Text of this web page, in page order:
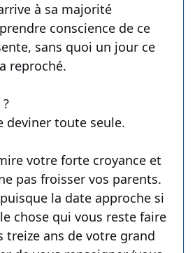
à sa majorité
conscience de ce
sans quoi un jour ce
reproché.
deviner toute seule.
votre forte croyance et
pas froisser vos parents.
la date approche si
chose qui vous reste faire
treize ans de votre grand